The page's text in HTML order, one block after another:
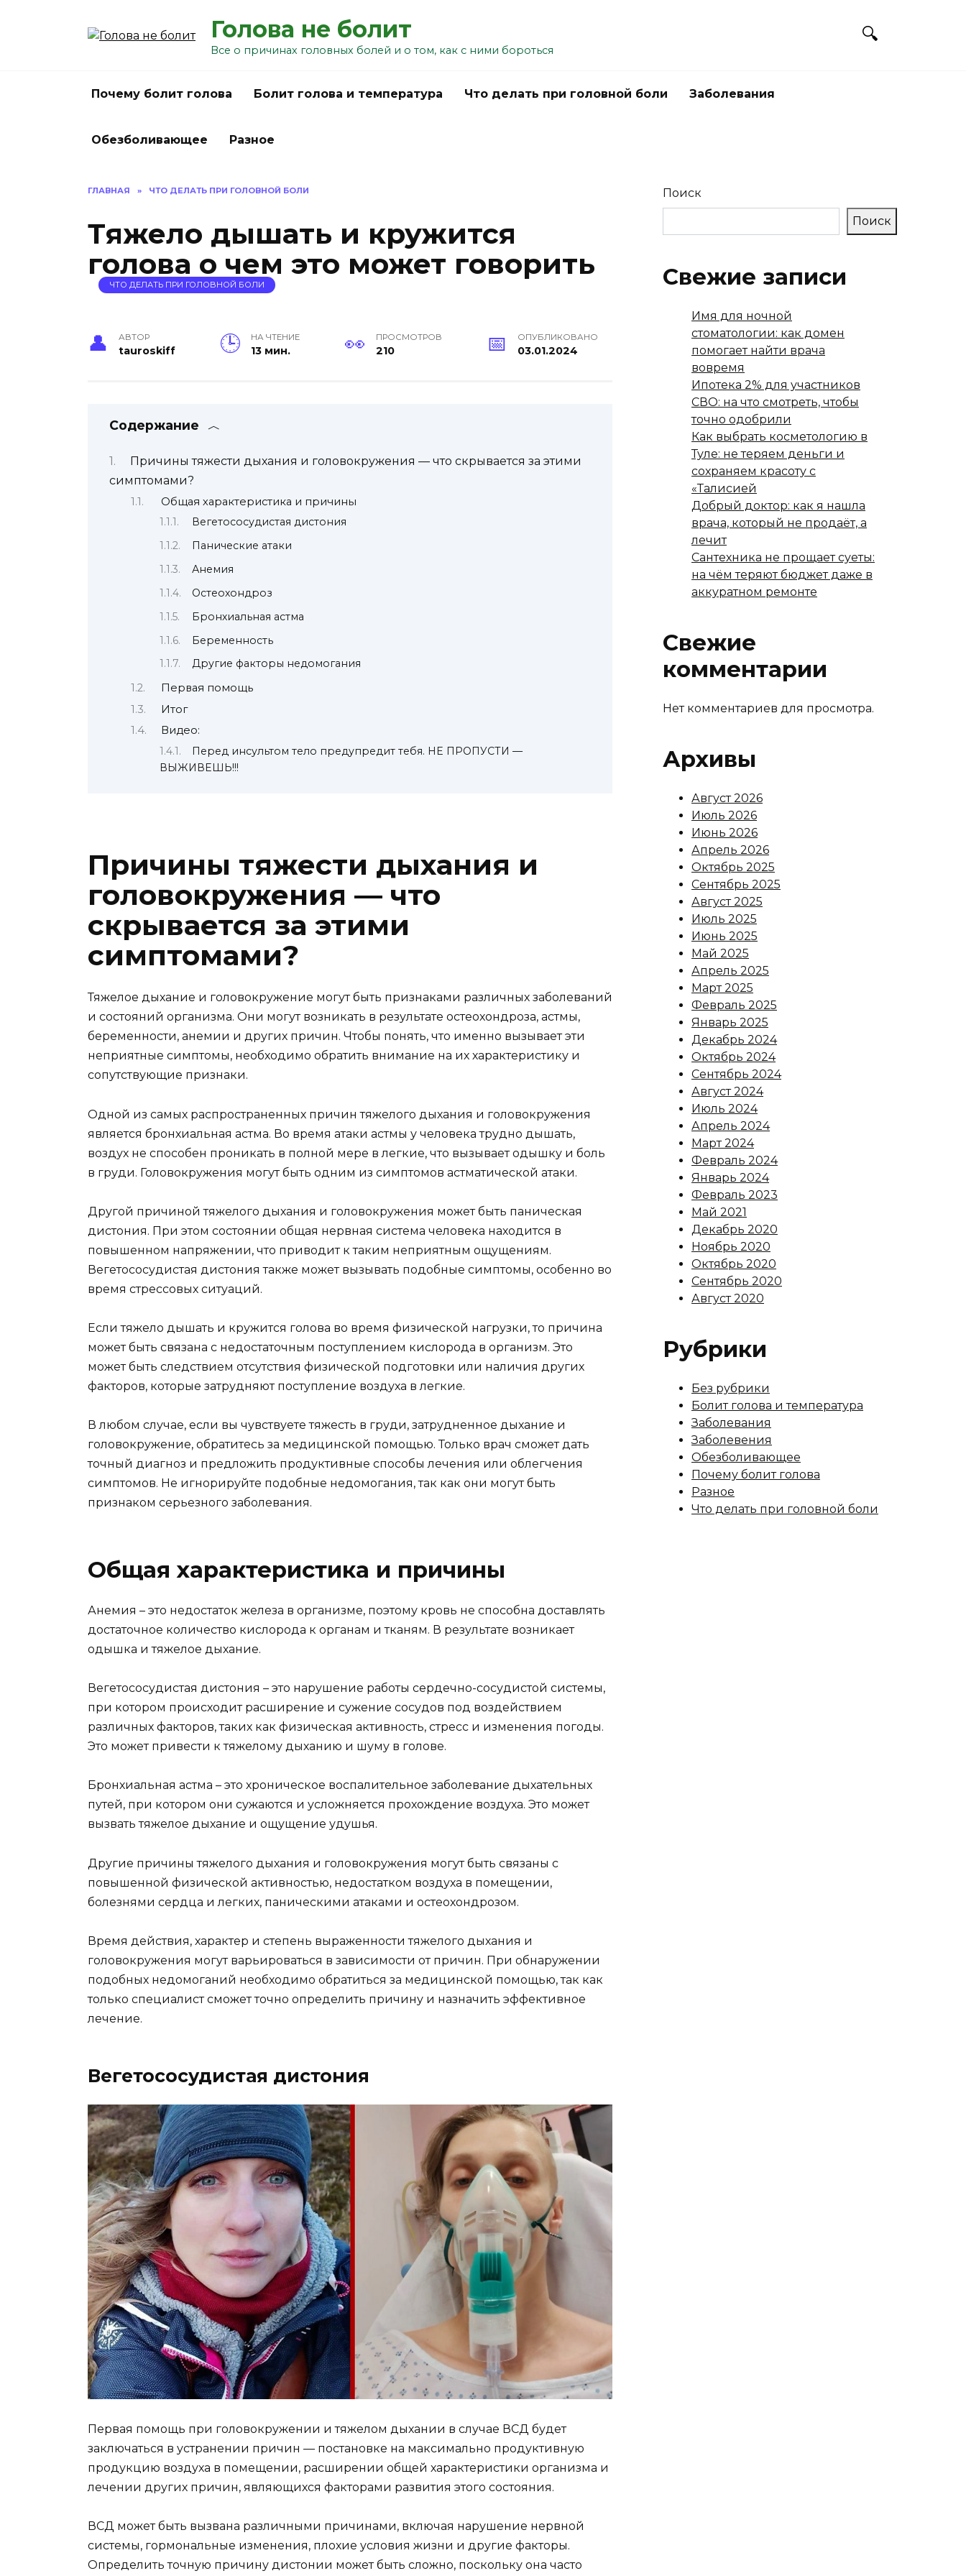
Голова не болит
Все о причинах головных болей и о том, как с ними бороться
Почему болит голова Болит голова и температура Что делать при головной боли Заболевания
Обезболивающее Разное
ГЛАВНАЯ » ЧТО ДЕЛАТЬ ПРИ ГОЛОВНОЙ БОЛИ
Тяжело дышать и кружится
голова о чем это может говорить
ЧТО ДЕЛАТЬ ПРИ ГОЛОВНОЙ БОЛИ
АВТОР
tauroskiff
НА ЧТЕНИЕ
13 мин.
ПРОСМОТРОВ
210
ОПУБЛИКОВАНО
03.01.2024
Содержание
Причины тяжести дыхания и головокружения — что скрывается за этими
симптомами?
Общая характеристика и причины
Вегетососудистая дистония
Панические атаки
Анемия
Остеохондроз
Бронхиальная астма
Беременность
Другие факторы недомогания
Первая помощь
Итог
Видео:
Перед инсультом тело предупредит тебя. НЕ ПРОПУСТИ —
ВЫЖИВЕШЬ!!!
Причины тяжести дыхания и
головокружения — что
скрывается за этими
симптомами?
Тяжелое дыхание и головокружение могут быть признаками различных заболеваний
и состояний организма. Они могут возникать в результате остеохондроза, астмы,
беременности, анемии и других причин. Чтобы понять, что именно вызывает эти
неприятные симптомы, необходимо обратить внимание на их характеристику и
сопутствующие признаки.
Одной из самых распространенных причин тяжелого дыхания и головокружения
является бронхиальная астма. Во время атаки астмы у человека трудно дышать,
воздух не способен проникать в полной мере в легкие, что вызывает одышку и боль
в груди. Головокружения могут быть одним из симптомов астматической атаки.
Другой причиной тяжелого дыхания и головокружения может быть паническая
дистония. При этом состоянии общая нервная система человека находится в
повышенном напряжении, что приводит к таким неприятным ощущениям.
Вегетососудистая дистония также может вызывать подобные симптомы, особенно во
время стрессовых ситуаций.
Если тяжело дышать и кружится голова во время физической нагрузки, то причина
может быть связана с недостаточным поступлением кислорода в организм. Это
может быть следствием отсутствия физической подготовки или наличия других
факторов, которые затрудняют поступление воздуха в легкие.
В любом случае, если вы чувствуете тяжесть в груди, затрудненное дыхание и
головокружение, обратитесь за медицинской помощью. Только врач сможет дать
точный диагноз и предложить продуктивные способы лечения или облегчения
симптомов. Не игнорируйте подобные недомогания, так как они могут быть
признаком серьезного заболевания.
Общая характеристика и причины
Анемия – это недостаток железа в организме, поэтому кровь не способна доставлять
достаточное количество кислорода к органам и тканям. В результате возникает
одышка и тяжелое дыхание.
Вегетососудистая дистония – это нарушение работы сердечно-сосудистой системы,
при котором происходит расширение и сужение сосудов под воздействием
различных факторов, таких как физическая активность, стресс и изменения погоды.
Это может привести к тяжелому дыханию и шуму в голове.
Бронхиальная астма – это хроническое воспалительное заболевание дыхательных
путей, при котором они сужаются и усложняется прохождение воздуха. Это может
вызвать тяжелое дыхание и ощущение удушья.
Другие причины тяжелого дыхания и головокружения могут быть связаны с
повышенной физической активностью, недостатком воздуха в помещении,
болезнями сердца и легких, паническими атаками и остеохондрозом.
Время действия, характер и степень выраженности тяжелого дыхания и
головокружения могут варьироваться в зависимости от причин. При обнаружении
подобных недомоганий необходимо обратиться за медицинской помощью, так как
только специалист сможет точно определить причину и назначить эффективное
лечение.
Вегетососудистая дистония
Первая помощь при головокружении и тяжелом дыхании в случае ВСД будет
заключаться в устранении причин — постановке на максимально продуктивную
продукцию воздуха в помещении, расширении общей характеристики организма и
лечении других причин, являющихся факторами развития этого состояния.
ВСД может быть вызвана различными причинами, включая нарушение нервной
системы, гормональные изменения, плохие условия жизни и другие факторы.
Определить точную причину дистонии может быть сложно, поскольку она часто
Поиск
Поиск
Свежие записи
Имя для ночной
стоматологии: как домен
помогает найти врача
вовремя
Ипотека 2% для участников
СВО: на что смотреть, чтобы
точно одобрили
Как выбрать косметологию в
Туле: не теряем деньги и
сохраняем красоту с
«Талисией
Добрый доктор: как я нашла
врача, который не продаёт, а
лечит
Сантехника не прощает суеты:
на чём теряют бюджет даже в
аккуратном ремонте
Свежие
комментарии
Нет комментариев для просмотра.
Архивы
Август 2026
Июль 2026
Июнь 2026
Апрель 2026
Октябрь 2025
Сентябрь 2025
Август 2025
Июль 2025
Июнь 2025
Май 2025
Апрель 2025
Март 2025
Февраль 2025
Январь 2025
Декабрь 2024
Октябрь 2024
Сентябрь 2024
Август 2024
Июль 2024
Апрель 2024
Март 2024
Февраль 2024
Январь 2024
Февраль 2023
Май 2021
Декабрь 2020
Ноябрь 2020
Октябрь 2020
Сентябрь 2020
Август 2020
Рубрики
Без рубрики
Болит голова и температура
Заболевания
Заболевения
Обезболивающее
Почему болит голова
Разное
Что делать при головной боли